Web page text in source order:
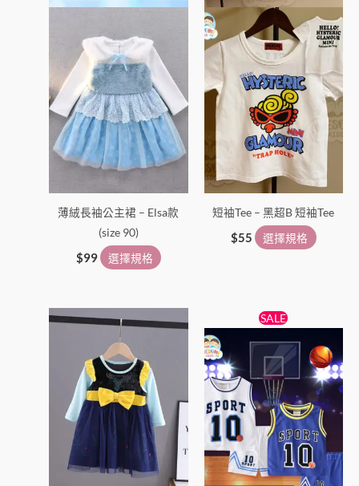
薄絨長袖公主裙 – Elsa款
(size 90)
$99 選擇規格
在
頁
面
選
擇
選
項
短袖Tee – 黑超B 短袖Tee
$55 選擇規格
在
產
品
頁
面
選
擇
項
種
式。
可
SALE
始
價
格：
$65。
目
前
價
格：
$55。
品
有
多
種
式。
可